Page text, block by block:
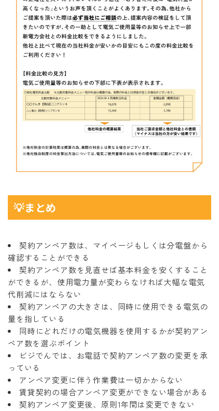
💡まとめ
契約アンペア数は、マイページもしくは分電盤から
確認することができる
契約アンペア数を見直せば基本料金を安くすること
ができるが、使用電力量が変わらなければ大幅な電気
代削減にはならない
契約アンペアの大きさは、同時に使用できる電気の
量を指している
同時にどれだけの電気機器を使用するかが契約アン
ペア数を選ぶポイント
ビジでんでは、お電話で契約アンペア数の変更を承
っている
アンペア変更に伴う作業費は一切かからない
賃貸契約の場合アンペア変更ができない場合がある
契約アンペア変更後、原則1年間は変更できない